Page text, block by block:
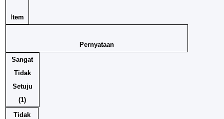
Item
Pernyataan
Sangat
Tidak
Setuju
(1)
Tidak